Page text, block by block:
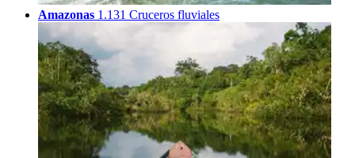
Amazonas 1.131 Cruceros fluviales